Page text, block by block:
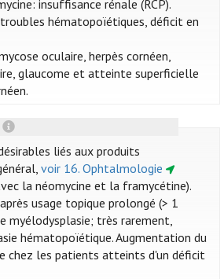
insuffisance rénale (RCP).
hématopoïétiques, déficit en
oculaire, herpès cornéen,
glaucome et atteinte superficielle
liés aux produits
voir 16. Ophtalmologie
la néomycine et la framycétine).
usage topique prolongé (> 1
myélodysplasie; très rarement,
hématopoïétique. Augmentation du
chez les patients atteints d'un déficit